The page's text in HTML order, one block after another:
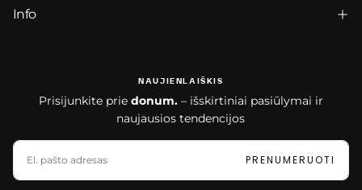
Info
NAUJIENLAIŠKIS
Prisijunkite prie donum. – išskirtiniai pasiūlymai ir
naujausios tendencijos
EL.
PAŠTAS
PRENUMERUOTI